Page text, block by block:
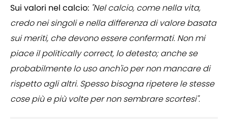
Sui valori nel calcio: "Nel calcio, come nella vita,
credo nei singoli e nella differenza di valore basata
sui meriti, che devono essere confermati. Non mi
piace il politically correct, lo detesto; anche se
probabilmente lo uso anch'io per non mancare di
rispetto agli altri. Spesso bisogna ripetere le stesse
cose più e più volte per non sembrare scortesi".